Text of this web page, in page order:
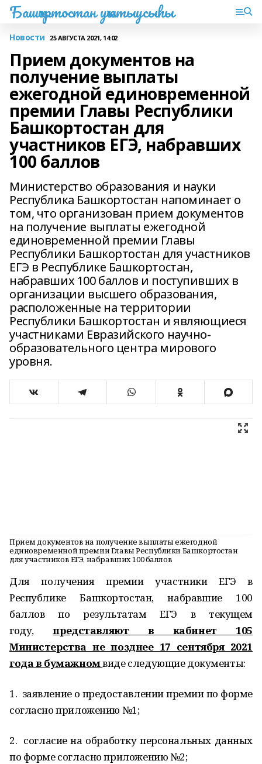
Башҡортостан уҡытыусыһы
Новости 25 АВГУСТА 2021, 14:02
Прием документов на
получение выплаты
ежегодной единовременной
премии Главы Республики
Башкортостан для
участников ЕГЭ, набравших
100 баллов
Министерство образования и науки
Республика Башкортостан напоминает о
том, что организован прием документов
на получение выплаты ежегодной
единовременной премии Главы
Республики Башкортостан для участников
ЕГЭ в Республике Башкортостан,
набравших 100 баллов и поступивших в
организации высшего образования,
расположенные на территории
Республики Башкортостан и являющиеся
участниками Евразийского научно-
образовательного центра мирового
уровня.
Прием документов на получение выплаты ежегодной
единовременной премии Главы Республики Башкортостан
для участников ЕГЭ, набравших 100 баллов
Для получения премии участники ЕГЭ в
Республике Башкортостан, набравшие 100
баллов по результатам ЕГЭ в текущем
году,представляют в кабинет 105
Министерства не позднее 17 сентября 2021
года в бумажномвиде следующие документы:
1. заявление о предоставлении премии по форме
согласно приложению №1;
2. согласие на обработку персональных данных
по форме согласно приложению №2;